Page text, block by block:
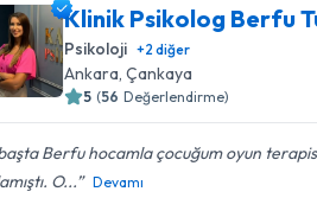
Klinik Psikolog Berfu
Psikoloji +2 diğer
Ankara , Çankaya
5 (56 Değerlendirme)
Berfu hocamla çocuğum oyun
O...
Devamı